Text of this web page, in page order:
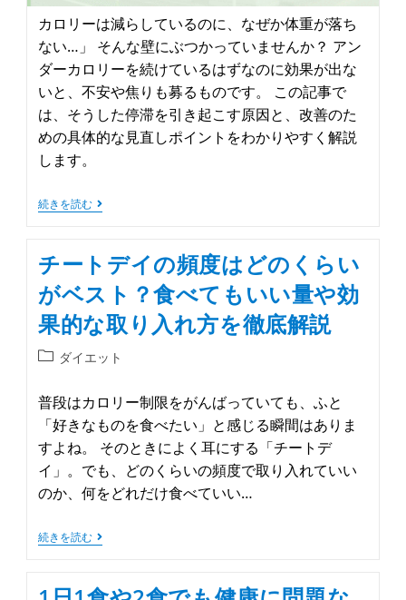
カロリーは減らしているのに、なぜか体重が落ち
ない…」 そんな壁にぶつかっていませんか？ アン
ダーカロリーを続けているはずなのに効果が出な
いと、不安や焦りも募るものです。 この記事で
は、そうした停滞を引き起こす原因と、改善のた
めの具体的な見直しポイントをわかりやすく解説
します。
続きを読む
チートデイの頻度はどのくらい
がベスト？食べてもいい量や効
果的な取り入れ方を徹底解説
ダイエット
普段はカロリー制限をがんばっていても、ふと
「好きなものを食べたい」と感じる瞬間はありま
すよね。 そのときによく耳にする「チートデ
イ」。でも、どのくらいの頻度で取り入れていい
のか、何をどれだけ食べていい…
続きを読む